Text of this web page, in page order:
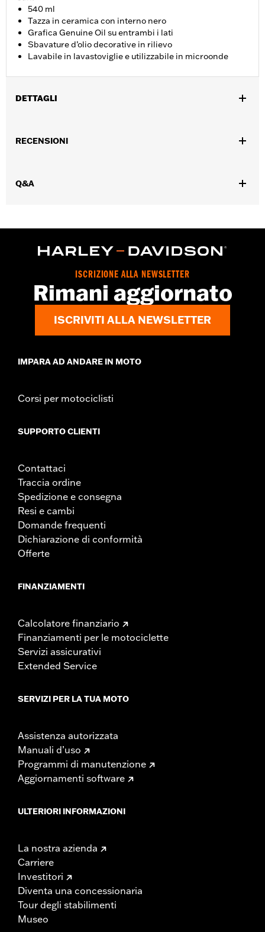
540 ml
Tazza in ceramica con interno nero
Grafica Genuine Oil su entrambi i lati
Sbavature d’olio decorative in rilievo
Lavabile in lavastoviglie e utilizzabile in microonde
DETTAGLI
Dimension Description:
RECENSIONI
Q&A
ISCRIZIONE ALLA NEWSLETTER
Rimani aggiornato
ISCRIVITI ALLA NEWSLETTER
IMPARA AD ANDARE IN MOTO
Corsi per motociclisti
SUPPORTO CLIENTI
Contattaci
Traccia ordine
Spedizione e consegna
Resi e cambi
Domande frequenti
Dichiarazione di conformità
Offerte
FINANZIAMENTI
Calcolatore finanziario
Finanziamenti per le motociclette
Servizi assicurativi
Extended Service
SERVIZI PER LA TUA MOTO
Assistenza autorizzata
Manuali d’uso
Programmi di manutenzione
Aggiornamenti software
ULTERIORI INFORMAZIONI
La nostra azienda
Carriere
Investitori
Diventa una concessionaria
Tour degli stabilimenti
Museo